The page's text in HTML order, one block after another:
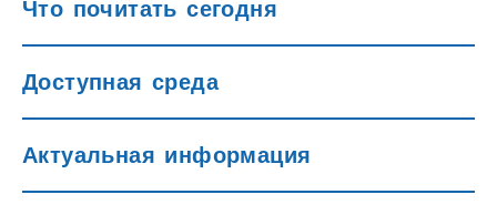
Что почитать сегодня
Доступная среда
Актуальная информация